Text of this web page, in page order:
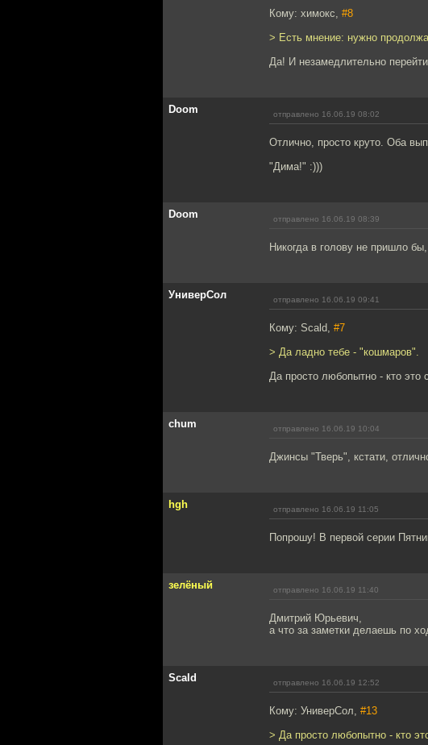
Кому: химокс, #8
> Есть мнение: нужно
Да! И незамедлительно
Doom отправлено 16.06.19 08:02
Отлично, просто круто. Оба
"Дима!" :)))
Doom отправлено 16.06.19 08:39
Никогда в голову не пришло
УниверСол отправлено 16.06.19 09:41
Кому: Scald, #7
> Да ладно тебе - "кошмаров".
Да просто любопытно - кто это
chum отправлено 16.06.19 10:04
Джинсы "Тверь", кстати,
hgh отправлено 16.06.19 11:05
Попрошу! В первой серии
зелёный отправлено 16.06.19 11:40
Дмитрий Юрьевич,
а что за заметки делаешь по
Scald отправлено 16.06.19 12:52
Кому: УниверСол, #13
> Да просто любопытно - кто